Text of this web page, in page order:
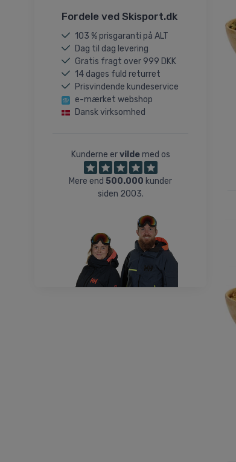
Fordele ved Skisport.dk
103 % prisgaranti på ALT
Dag til dag levering
Gratis fragt over 999 DKK
14 dages fuld returret
Prisvindende kundeservice
e-mærket webshop
Dansk virksomhed
Kunderne ervildemed os
Mere end 500.000 kunder
siden 2003.